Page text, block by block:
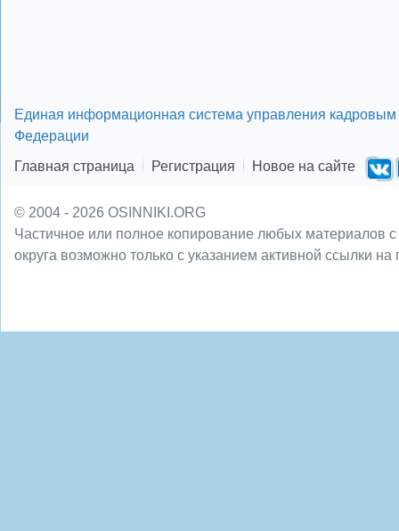
Единая информационная система управления кадровым
Федерации
Главная страница
Регистрация Новое на сайте
© 2004 - 2026 OSINNIKI.ORG
Частичное или полное копирование любых материалов
округа возможно только с указанием активной ссылки на